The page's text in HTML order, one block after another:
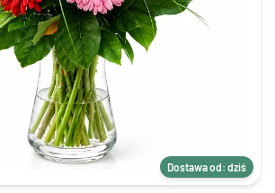
Dostawa od: dziś